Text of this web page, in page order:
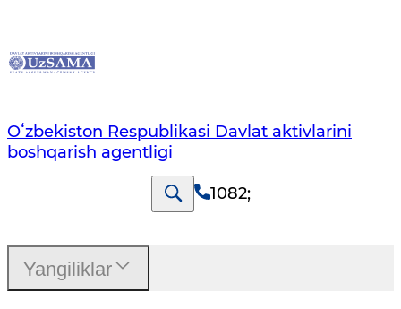
Oʻzbekiston Respublikasi Davlat aktivlarini
boshqarish agentligi
1082;
Yangiliklar